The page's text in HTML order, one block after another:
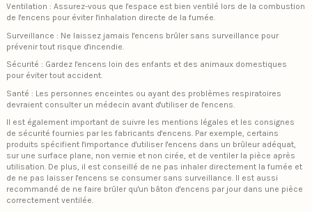
Ventilation : Assurez-vous que l'espace est bien ventilé lors de la combustion
de l'encens pour éviter l'inhalation directe de la fumée.
Surveillance : Ne laissez jamais l'encens brûler sans surveillance pour
prévenir tout risque d'incendie.
Sécurité : Gardez l'encens loin des enfants et des animaux domestiques
pour éviter tout accident.
Santé : Les personnes enceintes ou ayant des problèmes respiratoires
devraient consulter un médecin avant d'utiliser de l'encens​​.
Il est également important de suivre les mentions légales et les consignes
de sécurité fournies par les fabricants d'encens. Par exemple, certains
produits spécifient l'importance d'utiliser l'encens dans un brûleur adéquat,
sur une surface plane, non vernie et non cirée, et de ventiler la pièce après
utilisation. De plus, il est conseillé de ne pas inhaler directement la fumée et
de ne pas laisser l'encens se consumer sans surveillance. Il est aussi
recommandé de ne faire brûler qu'un bâton d'encens par jour dans une pièce
correctement ventilée​​.